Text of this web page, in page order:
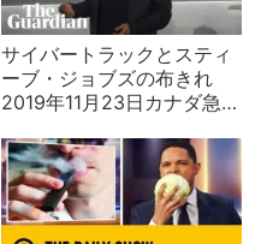
サイバートラックとスティ
ーブ・ジョブズの布きれ
2019年11月23日カナダ急上